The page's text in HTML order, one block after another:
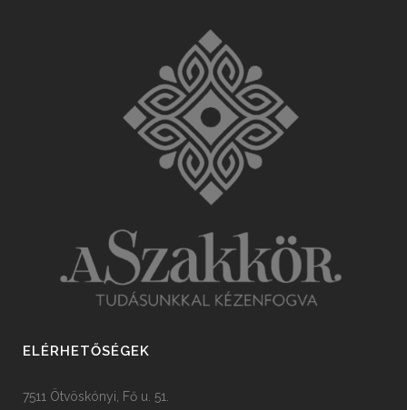
ELÉRHETŐSÉGEK
7511 Ötvöskónyi, Fő u. 51.